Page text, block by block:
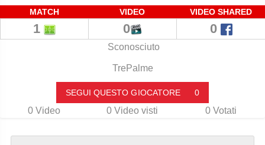
MATCH VIDEO VIDEO SHARED
1 0 0
Sconosciuto
TrePalme
SEGUI QUESTO GIOCATORE 0
0 Video 0 Video visti 0 Votati